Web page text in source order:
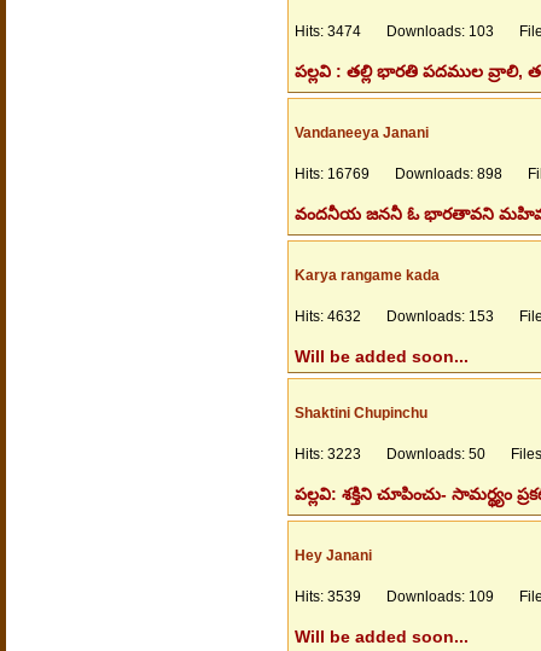
Hits: 3474 Downloads: 103
పల్లవి : తల్లి భారతి పదముల
Vandaneeya Janani
Hits: 16769 Downloads: 898
వందనీయ జననీ ఓ భారతావని
Karya rangame kada
Hits: 4632 Downloads: 153
Will be added soon...
Shaktini Chupinchu
Hits: 3223 Downloads: 50
పల్లవి: శక్తిని చూపించు- సామర్థ్యం
Hey Janani
Hits: 3539 Downloads: 109
Will be added soon...